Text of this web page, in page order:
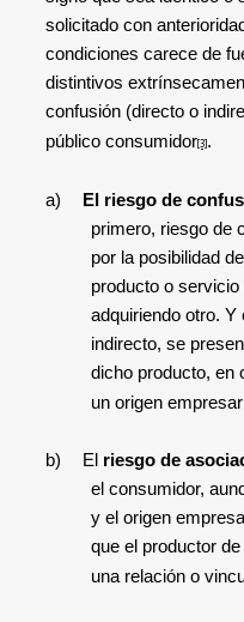
solicitado con
condiciones carece de
distintivos
confusión (directo o
público consumidor[3].
a) El riesgo de
primero, riesgo de
por la posibilidad
producto o
adquiriendo otro. Y
indirecto, se
dicho producto, en
un origen
b) El riesgo de
el consumidor,
y el origen
que el productor
una relación o